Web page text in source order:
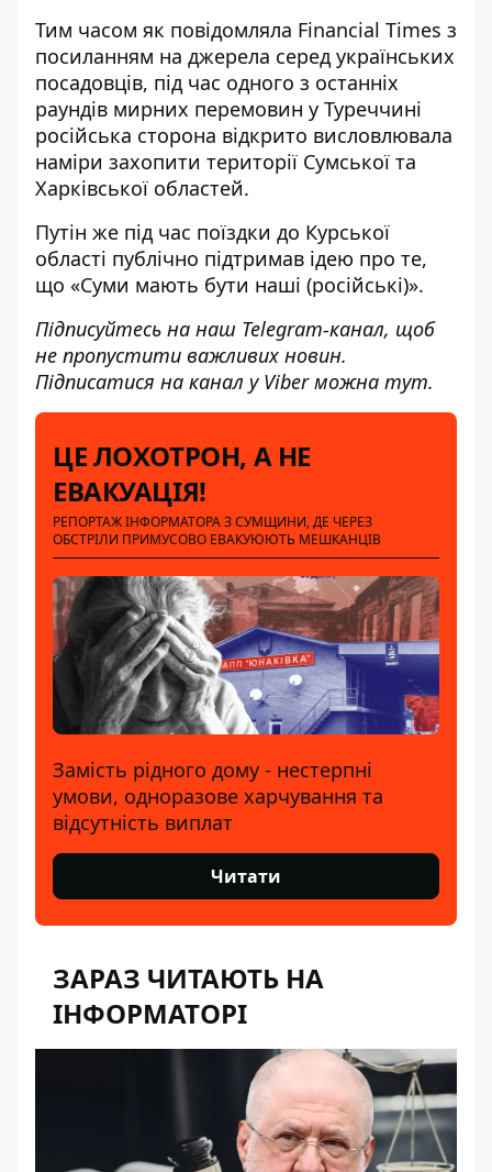
Тим часом як повідомляла Financial Times з
посиланням на джерела серед українських
посадовців, під час одного з останніх
раундів мирних перемовин у Туреччині
російська сторона відкрито висловлювала
наміри захопити території Сумської та
Харківської областей.
Путін же під час поїздки до Курської
області публічно підтримав ідею про те,
що «Суми мають бути наші (російські)».
Підписуйтесь на наш Telegram-канал, щоб
не пропустити важливих новин.
Підписатися на канал у Viber можна тут.
ЦЕ ЛОХОТРОН, А НЕ
ЕВАКУАЦІЯ!
РЕПОРТАЖ ІНФОРМАТОРА З СУМЩИНИ, ДЕ ЧЕРЕЗ
ОБСТРІЛИ ПРИМУСОВО ЕВАКУЮЮТЬ МЕШКАНЦІВ
Замість рідного дому - нестерпні
умови, одноразове харчування та
відсутність виплат
Читати
ЗАРАЗ ЧИТАЮТЬ НА
ІНФОРМАТОРІ